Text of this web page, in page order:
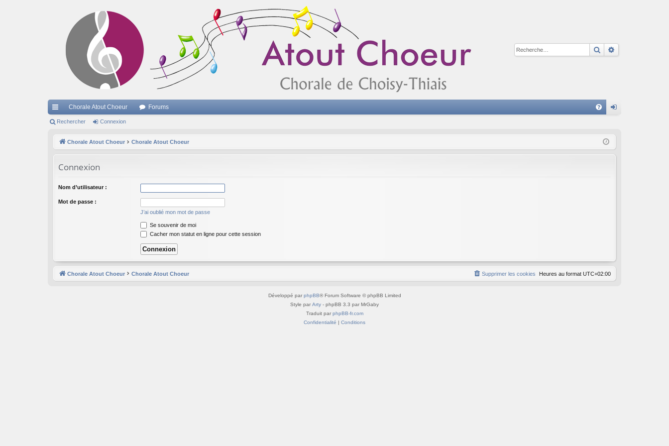
Rechercher
cc
Chorale Atout Choeur Forums
ne
Rechercher Connexion
Chorale Atout Choeur Chorale Atout Choeur
Connexion
Nom d’utilisateur :
Mot de passe :
J’ai oublié mon mot de passe
Se souvenir de moi
Cacher mon statut en ligne pour cette session
Chorale Atout Choeur Chorale Atout Choeur Heures au format UTC+02:00
Supprimer les cookies
Développé par phpBB® Forum Software © phpBB Limited
Style par Arty - phpBB 3.3 par MrGaby
Traduit par phpBB-fr.com
Confidentialité | Conditions